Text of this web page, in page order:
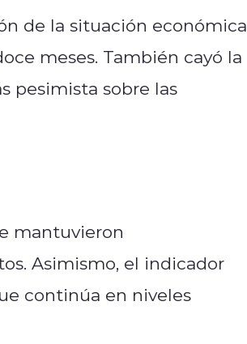
de la situación económica
meses. También cayó la
pesimista sobre las
mantuvieron
Asimismo, el indicador
continúa en niveles